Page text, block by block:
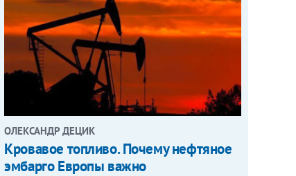
ОЛЕКСАНДР ДЕЦИК
Кровавое топливо. Почему нефтяное
эмбарго Европы важно